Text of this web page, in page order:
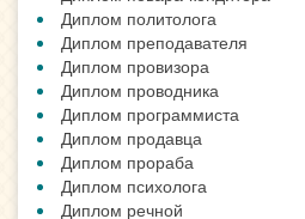
Диплом политолога
Диплом преподавателя
Диплом провизора
Диплом проводника
Диплом программиста
Диплом продавца
Диплом прораба
Диплом психолога
Диплом речной